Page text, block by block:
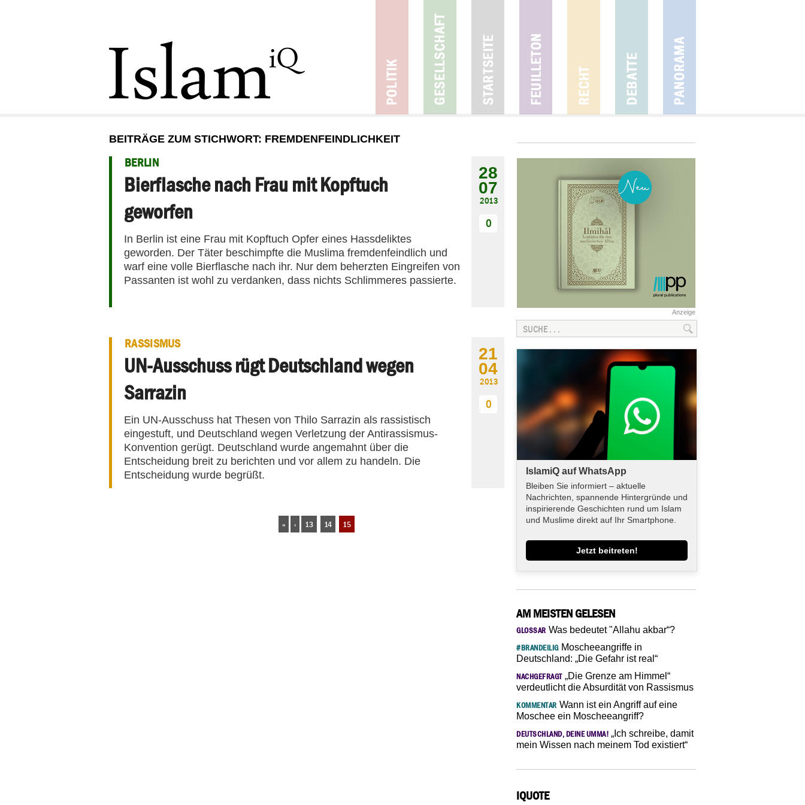
BEITRÄGE ZUM STICHWORT: FREMDENFEINDLICHKEIT
BERLIN
Bierflasche nach Frau mit Kopftuch
geworfen
In Berlin ist eine Frau mit Kopftuch Opfer eines Hassdeliktes
geworden. Der Täter beschimpfte die Muslima fremdenfeindlich und
warf eine volle Bierflasche nach ihr. Nur dem beherzten Eingreifen von
Passanten ist wohl zu verdanken, dass nichts Schlimmeres passierte.
28
07
2013
0
RASSISMUS
UN-Ausschuss rügt Deutschland wegen
Sarrazin
Ein UN-Ausschuss hat Thesen von Thilo Sarrazin als rassistisch
eingestuft, und Deutschland wegen Verletzung der Antirassismus-
Konvention gerügt. Deutschland wurde angemahnt über die
Entscheidung breit zu berichten und vor allem zu handeln. Die
Entscheidung wurde begrüßt.
21
04
2013
0
« ‹ 13 14 15
Anzeige
IslamiQ auf WhatsApp
Bleiben Sie informiert – aktuelle
Nachrichten, spannende Hintergründe und
inspirierende Geschichten rund um Islam
und Muslime direkt auf Ihr Smartphone.
Jetzt beitreten!
AM MEISTEN GELESEN
GLOSSAR Was bedeutet "Allahu akbar“?
#BRANDEILIGMoscheeangriffe in
Deutschland: „Die Gefahr ist real“
NACHGEFRAGT„Die Grenze am Himmel“
verdeutlicht die Absurdität von Rassismus
KOMMENTAR Wann ist ein Angriff auf eine
Moschee ein Moscheeangriff?
DEUTSCHLAND, DEINE UMMA! „Ich schreibe, damit
mein Wissen nach meinem Tod existiert“
IQUOTE